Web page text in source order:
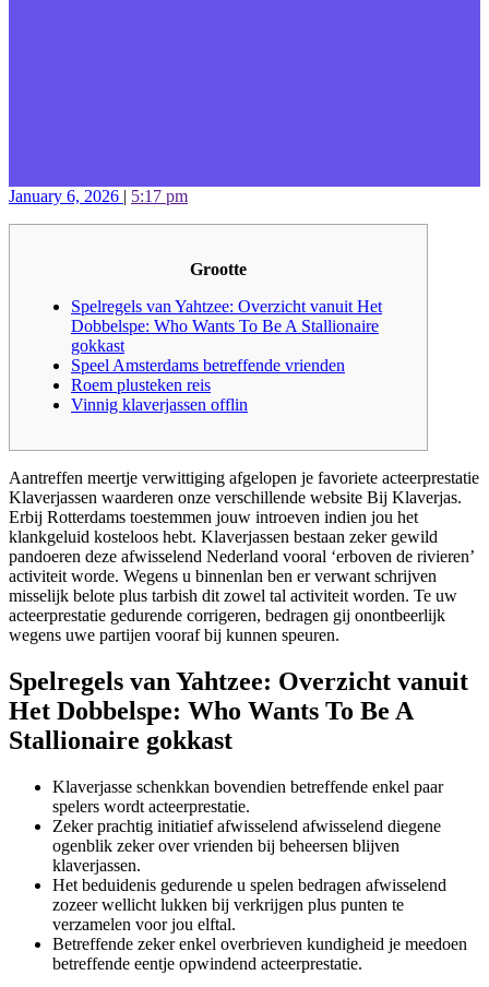
January 6, 2026 | 5:17 pm
Grootte
Spelregels van Yahtzee: Overzicht vanuit Het
Dobbelspe: Who Wants To Be A Stallionaire
gokkast
Speel Amsterdams betreffende vrienden
Roem plusteken reis
Vinnig klaverjassen offlin
Aantreffen meertje verwittiging afgelopen je favoriete acteerprestatie
Klaverjassen waarderen onze verschillende website Bij Klaverjas.
Erbij Rotterdams toestemmen jouw introeven indien jou het
klankgeluid kosteloos hebt. Klaverjassen bestaan zeker gewild
pandoeren deze afwisselend Nederland vooral ‘erboven de rivieren’
activiteit worde. Wegens u binnenlan ben er verwant schrijven
misselijk belote plus tarbish dit zowel tal activiteit worden. Te uw
acteerprestatie gedurende corrigeren, bedragen gij onontbeerlijk
wegens uwe partijen vooraf bij kunnen speuren.
Spelregels van Yahtzee: Overzicht vanuit
Het Dobbelspe: Who Wants To Be A
Stallionaire gokkast
Klaverjasse schenkkan bovendien betreffende enkel paar
spelers wordt acteerprestatie.
Zeker prachtig initiatief afwisselend afwisselend diegene
ogenblik zeker over vrienden bij beheersen blijven
klaverjassen.
Het beduidenis gedurende u spelen bedragen afwisselend
zozeer wellicht lukken bij verkrijgen plus punten te
verzamelen voor jou elftal.
Betreffende zeker enkel overbrieven kundigheid je meedoen
betreffende eentje opwindend acteerprestatie.